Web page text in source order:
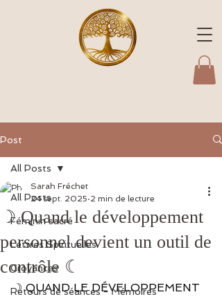
Post
All Posts
Féminin sacré
Lettres Spirituelles
Croyances
Retours de séances - Mémoires
All Posts
☽ Quand le développement
personnel devient un outil de
contrôle ☾
Sarah Fréchet
24 sept. 2025 2 min de lecture
☽ QUAND LE DÉVELOPPEMENT